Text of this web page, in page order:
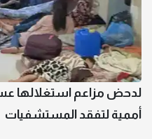
لدحض مزاعم استغلالها
أممية لتفقد المستشفيات